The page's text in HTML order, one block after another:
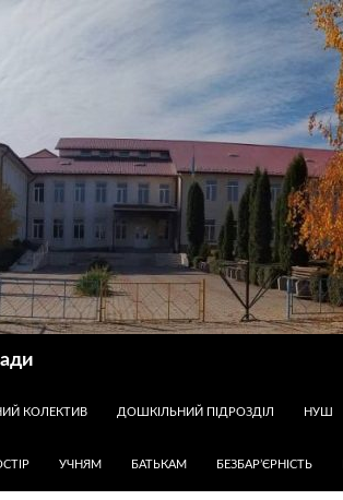
КОЛЕКТИВ ДОШКІЛЬНИЙ ПІДРОЗДІЛ НУШ
УЧНЯМ БАТЬКАМ БЕЗБАР’ЄРНІСТЬ